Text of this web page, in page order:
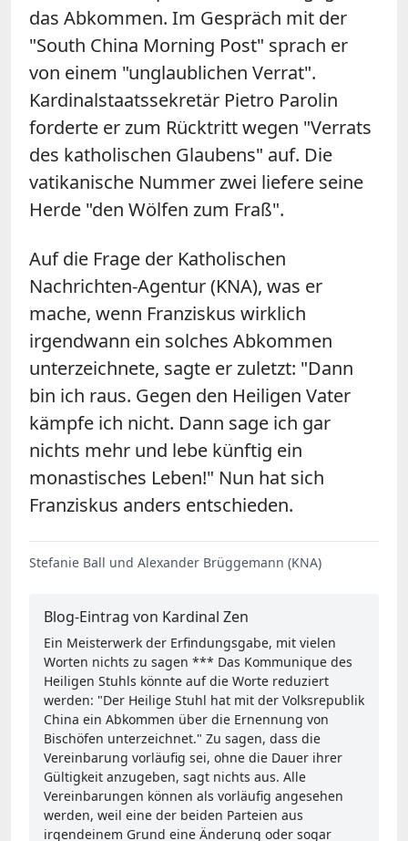
das Abkommen. Im Gespräch mit der
"South China Morning Post" sprach er
von einem "unglaublichen Verrat".
Kardinalstaatssekretär Pietro Parolin
forderte er zum Rücktritt wegen "Verrats
des katholischen Glaubens" auf. Die
vatikanische Nummer zwei liefere seine
Herde "den Wölfen zum Fraß".
Auf die Frage der Katholischen
Nachrichten-Agentur (KNA), was er
mache, wenn Franziskus wirklich
irgendwann ein solches Abkommen
unterzeichnete, sagte er zuletzt: "Dann
bin ich raus. Gegen den Heiligen Vater
kämpfe ich nicht. Dann sage ich gar
nichts mehr und lebe künftig ein
monastisches Leben!" Nun hat sich
Franziskus anders entschieden.
Stefanie Ball und Alexander Brüggemann (KNA)
Blog-Eintrag von Kardinal Zen
Ein Meisterwerk der Erfindungsgabe, mit vielen
Worten nichts zu sagen *** Das Kommunique des
Heiligen Stuhls könnte auf die Worte reduziert
werden: "Der Heilige Stuhl hat mit der Volksrepublik
China ein Abkommen über die Ernennung von
Bischöfen unterzeichnet." Zu sagen, dass die
Vereinbarung vorläufig sei, ohne die Dauer ihrer
Gültigkeit anzugeben, sagt nichts aus. Alle
Vereinbarungen können als vorläufig angesehen
werden, weil eine der beiden Parteien aus
irgendeinem Grund eine Änderung oder sogar